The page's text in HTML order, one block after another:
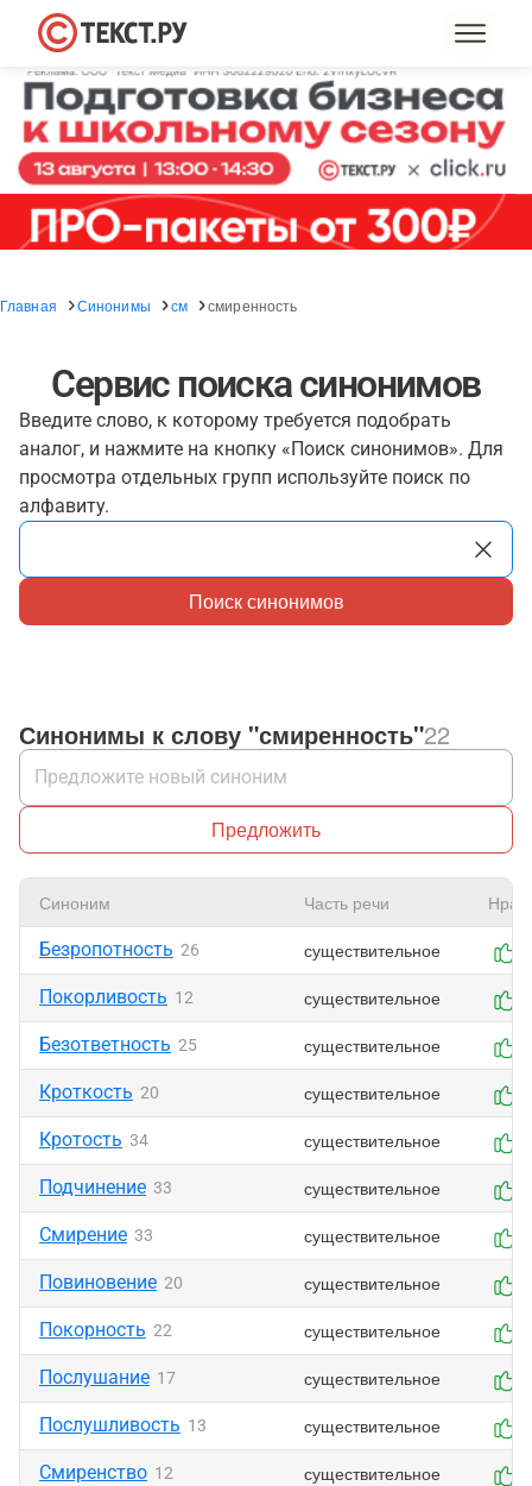
Главная Синонимы см смиренность
Сервис поиска синонимов
Введите слово, к которому требуется подобрать
аналог, и нажмите на кнопку «Поиск синонимов». Для
просмотра отдельных групп используйте поиск по
алфавиту.
Поиск синонимов
Синонимы к слову "смиренность"22
Предложить
Синоним Часть речи
Безропотность 26 существительное
Покорливость 12 существительное
Безответность 25 существительное
Кроткость 20 существительное
Кротость 34 существительное
Подчинение 33 существительное
Смирение 33 существительное
Повиновение 20 существительное
Покорность 22 существительное
Послушание 17 существительное
Послушливость 13 существительное
Смиренство 12 существительное